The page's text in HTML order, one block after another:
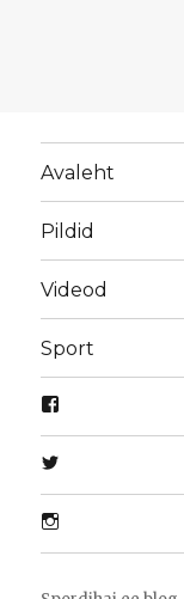
Avaleht
Pildid
Videod
Sport